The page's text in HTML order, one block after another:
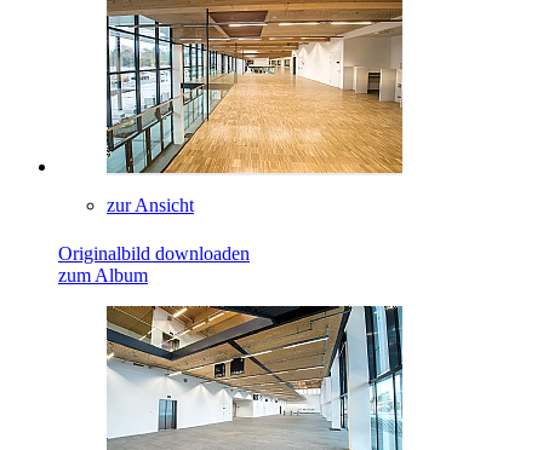
zur Ansicht
Originalbild downloaden
zum Album